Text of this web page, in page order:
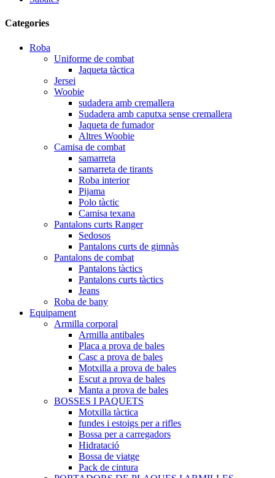
Categories
Roba
Uniforme de combat
Jaqueta tàctica
Jersei
Woobie
sudadera amb cremallera
Sudadera amb caputxa sense cremallera
Jaqueta de fumador
Altres Woobie
Camisa de combat
samarreta
samarreta de tirants
Roba interior
Pijama
Polo tàctic
Camisa texana
Pantalons curts Ranger
Sedosos
Pantalons curts de gimnàs
Pantalons de combat
Pantalons tàctics
Pantalons curts tàctics
Jeans
Roba de bany
Equipament
Armilla corporal
Armilla antibales
Placa a prova de bales
Casc a prova de bales
Motxilla a prova de bales
Escut a prova de bales
Manta a prova de bales
BOSSES I PAQUETS
Motxilla tàctica
fundes i estoigs per a rifles
Bossa per a carregadors
Hidratació
Bossa de viatge
Pack de cintura